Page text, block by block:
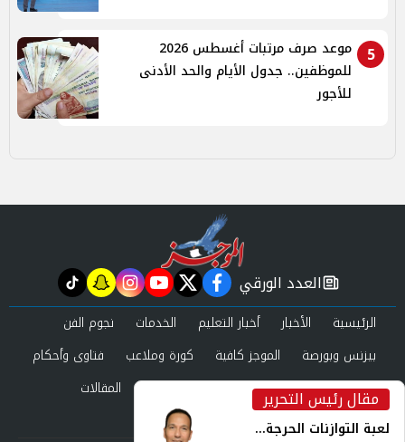
5
موعد صرف مرتبات أغسطس 2026
للموظفين.. جدول الأيام والحد الأدنى
للأجور
مقال رئيس التحرير
لعبة التوازنات الحرجة...
newspaper
العدد الورقي facebook
twitter
youtube
instagram
snapchat
tiktok
الرئيسية الأخبار أخبار التعليم الخدمات
نجوم الفن
بيزنس وبورصة
الموجز كافية كورة وملاعب
فتاوى وأحكام
صحة وجمال
عرب وعالم حوادث ومحاكم
المقالات
العدد الورقي